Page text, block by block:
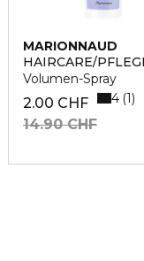
MARIONNAUD
HAIRCARE/
Volumen-Spray
2.00 CHF
14.90 CHF
4 1